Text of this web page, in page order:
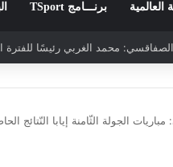
العالمية برنـــامج TSport
الإفريقي في حال التأهل يواجه
مباريات الجولة الثّامنة إيابا النّتائج